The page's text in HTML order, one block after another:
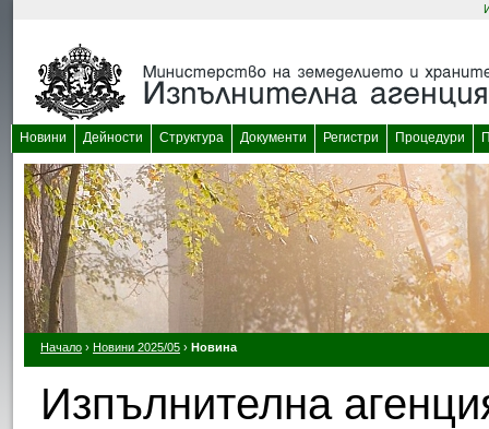
Новини Дейности Структура Документи Регистри Процедури
Начало › Новини 2025/05 › Новина
Изпълнителна